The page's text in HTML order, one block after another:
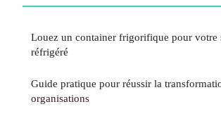
Louez un container frigorifique pour votre
réfrigéré
Guide pratique pour réussir la
organisations